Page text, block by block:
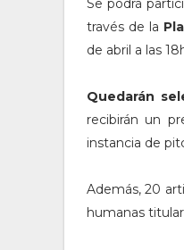
Se podrá
través de la
de abril a las
Quedarán
recibirán un
instancia de
Además, 20
humanas